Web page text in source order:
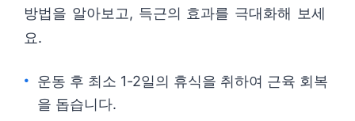
방법을 알아보고, 득근의 효과를 극대화해 보세
요.
운동 후 최소 1-2일의 휴식을 취하여 근육 회복
을 돕습니다.